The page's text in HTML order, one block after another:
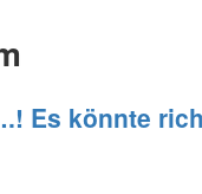
Es könnte